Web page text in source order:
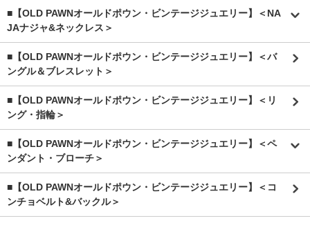
■【OLD PAWNオールドポウン・ビンテージジュエリー】＜NA
JAナジャ&ネックレス＞
■【OLD PAWNオールドポウン・ビンテージジュエリー】＜バ
ングル＆ブレスレット＞
■【OLD PAWNオールドポウン・ビンテージジュエリー】＜リ
ング・指輪＞
■【OLD PAWNオールドポウン・ビンテージジュエリー】＜ペ
ンダント・ブローチ＞
■【OLD PAWNオールドポウン・ビンテージジュエリー】＜コ
ンチョベルト&バックル＞